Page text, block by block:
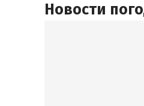
Новости